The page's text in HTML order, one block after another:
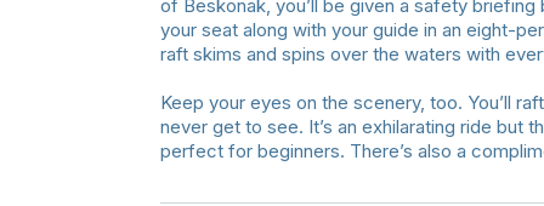
of Beskonak, you’ll be given a safety
your seat along with your guide in an eight-
raft skims and spins over the waters with
Keep your eyes on the scenery, too. You’ll
never get to see. It’s an exhilarating ride but
perfect for beginners. There’s also a